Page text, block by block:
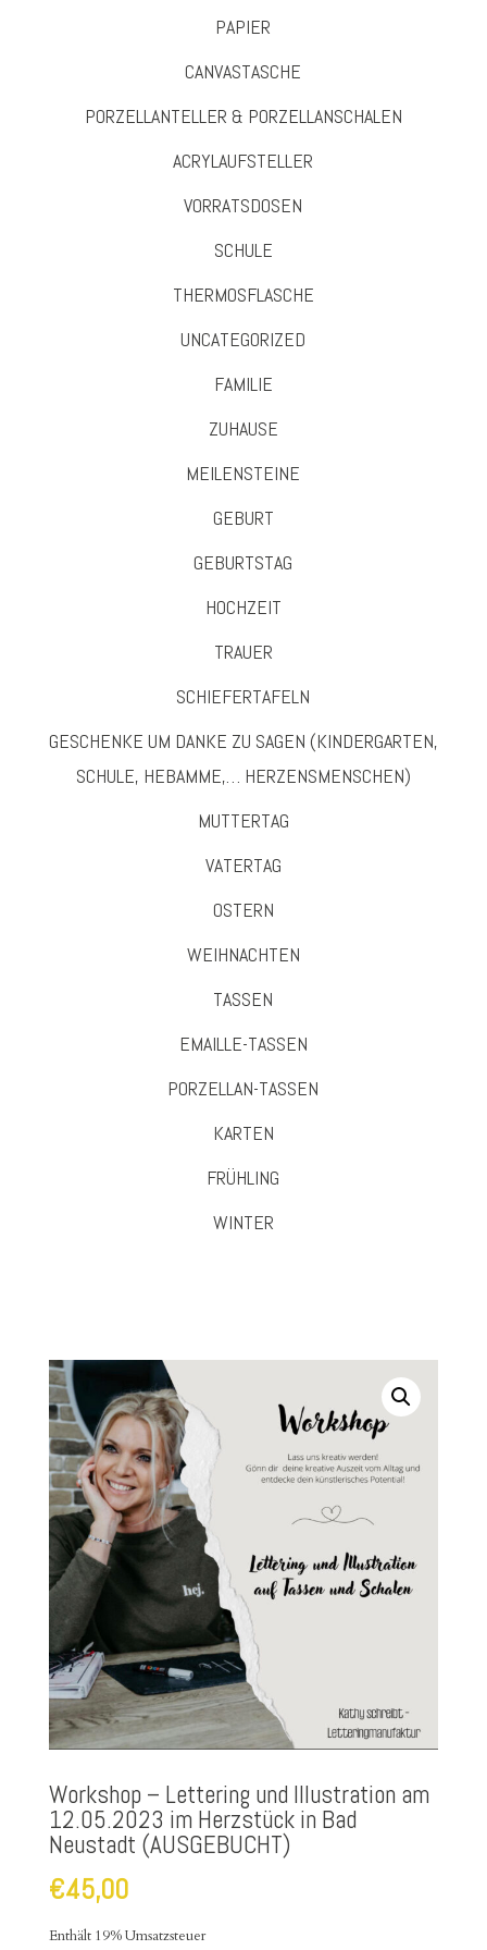
PAPIER
CANVASTASCHE
PORZELLANTELLER & PORZELLANSCHALEN
ACRYLAUFSTELLER
VORRATSDOSEN
SCHULE
THERMOSFLASCHE
UNCATEGORIZED
FAMILIE
ZUHAUSE
MEILENSTEINE
GEBURT
GEBURTSTAG
HOCHZEIT
TRAUER
SCHIEFERTAFELN
GESCHENKE UM DANKE ZU SAGEN (KINDERGARTEN,
SCHULE, HEBAMME,… HERZENSMENSCHEN)
MUTTERTAG
VATERTAG
OSTERN
WEIHNACHTEN
TASSEN
EMAILLE-TASSEN
PORZELLAN-TASSEN
KARTEN
FRÜHLING
WINTER
Workshop – Lettering und Illustration am
12.05.2023 im Herzstück in Bad
Neustadt (AUSGEBUCHT)
€45,00
Enthält 19% Umsatzsteuer